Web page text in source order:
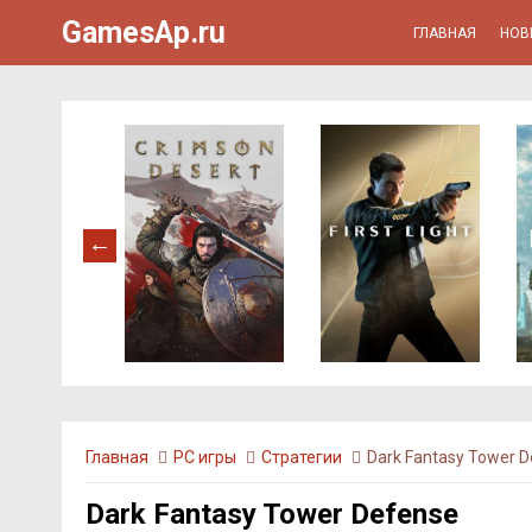
GamesAp.ru ГЛАВНАЯ
Главная PC игры Стратегии Dark Fantasy Tower
Dark Fantasy Tower Defense